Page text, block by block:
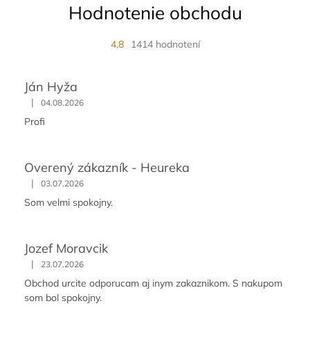
Hodnotenie obchodu
4,8 1414 hodnotení
Ján Hyža
| 04.08.2026
Profi
Overený zákazník - Heureka
| 03.07.2026
Som velmi spokojny.
Jozef Moravcik
| 23.07.2026
Obchod urcite odporucam aj inym zakaznikom. S nakupom
som bol spokojny.